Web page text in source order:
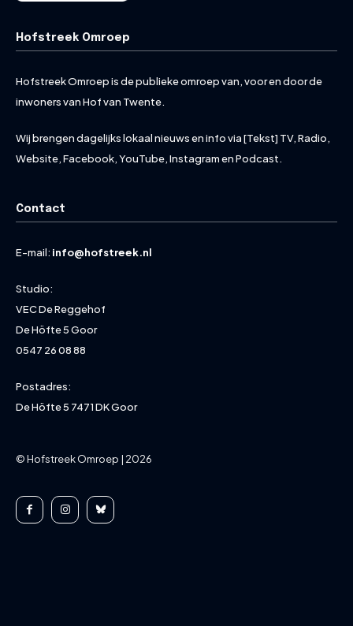
Hofstreek Omroep
Hofstreek Omroep is de publieke omroep van, voor en door de
inwoners van Hof van Twente.
Wij brengen dagelijks lokaal nieuws en info via [Tekst] TV, Radio,
Website, Facebook, YouTube, Instagram en Podcast.
Contact
E-mail: info@hofstreek.nl
Studio:
VEC De Reggehof
De Höfte 5 Goor
0547 26 08 88
Postadres:
De Höfte 5 7471 DK Goor
© Hofstreek Omroep | 2026